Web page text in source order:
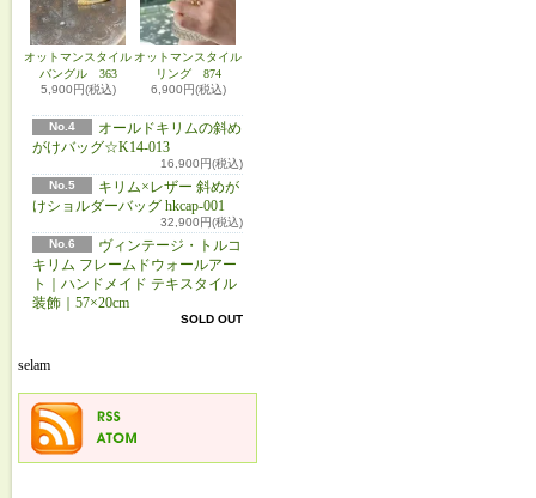
オットマンスタイル
バングル 363
5,900円(税込)
オットマンスタイル
リング 874
6,900円(税込)
No.4
オールドキリムの斜め
がけバッグ☆K14-013
16,900円(税込)
No.5
キリム×レザー 斜めが
けショルダーバッグ hkcap-001
32,900円(税込)
No.6
ヴィンテージ・トルコ
キリム フレームドウォールアー
ト｜ハンドメイド テキスタイル
装飾｜57×20cm
SOLD OUT
selam